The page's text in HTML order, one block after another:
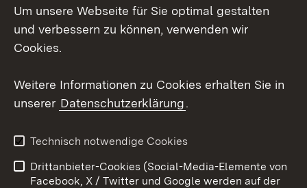
Social Wall
Youtube
Kontakt
Datenschutz
Barrierefreiheit
Impressum Cookies
Um unsere Webseite für Sie optimal gestalten
und verbessern zu können, verwenden wir
Cookies.
Weitere Informationen zu Cookies erhalten Sie in
unserer Datenschutzerklärung.
Technisch notwendige Cookies
Drittanbieter-Cookies (Social-Media-Elemente von
Facebook, X / Twitter und Google werden auf der